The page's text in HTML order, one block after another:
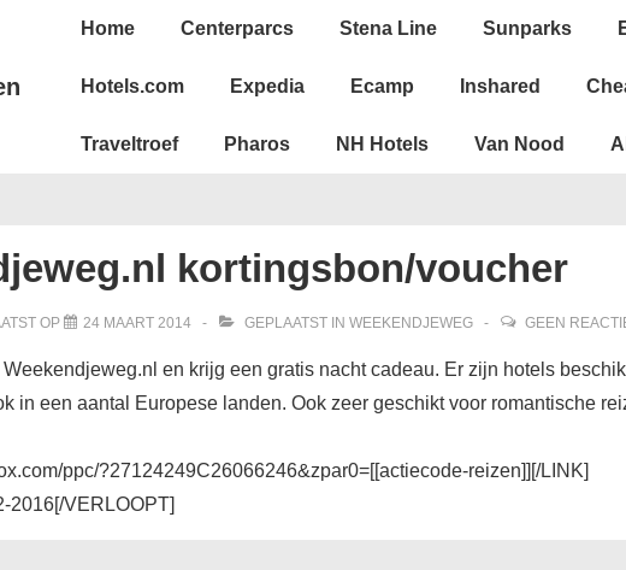
Hoofd
Home Centerparcs Stena Line Sunparks
Hotels.com Expedia Ecamp Inshared
Traveltroef Pharos NH Hotels Van Nood
kortingsbon/voucher
OP 24 MAART 2014 GEPLAATST IN WEEKENDJEWEG GEEN
en krijg een gratis nacht cadeau. Er zijn hotels
in een aantal Europese landen. Ook zeer geschikt voor romantische
ppc/?27124249C26066246&zpar0=[[actiecode-reizen]][/LINK]
2016[/VERLOOPT]